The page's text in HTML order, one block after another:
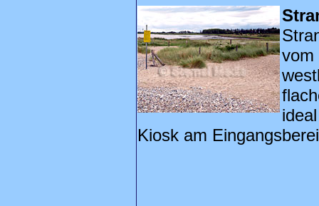
Kiosk am